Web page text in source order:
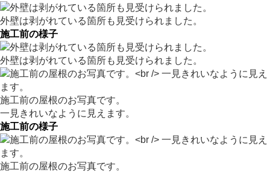
外壁は剥がれている箇所も見受けられました。
施工前の様子
外壁は剥がれている箇所も見受けられました。
施工前の屋根のお写真です。
一見きれいなように見えます。
施工前の様子
施工前の屋根のお写真です。